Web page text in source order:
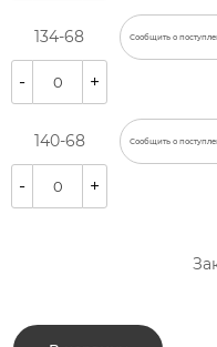
134-68 Сообщить о
- +
140-68 Сообщить о
- +